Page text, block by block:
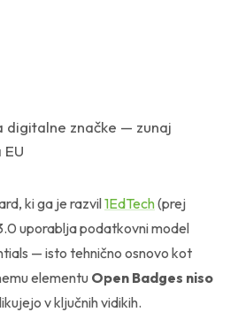
digitalne značke — zunaj
ki ga je razvil1EdTech(prej
uporablja podatkovni model
— isto tehnično osnovo kot
elementu Open Badges niso
v ključnih vidikih.